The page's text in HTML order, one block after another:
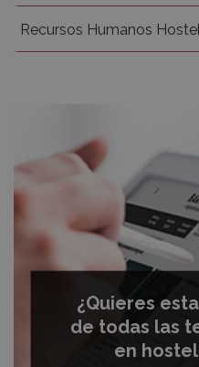
Recursos Humanos
¿Quieres
de todas las
en